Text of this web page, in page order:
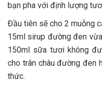
bạn pha với định lượng
Đầu tiên sẽ cho 2 muỗng
15ml sirup đường đen
150ml sữa tươi không
cho trân châu đường đen
thức.